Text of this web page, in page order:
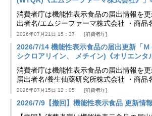
消費者庁は機能性表示食品の届出情報を
出者名/エムジーファーマ株式会社 ・商
2026年07月21日 15：37 消費者庁
2026/7/14 機能性表示食品の届出更新「
シクロアリイン、 メチイン)《オリエン
消費者庁は機能性表示食品の届出情報を
届出者名/養生仙薬研究所株式会社 ・商
2026年07月15日 12：05 消費者庁
2026/7/9【撤回】機能性表示食品 更新情